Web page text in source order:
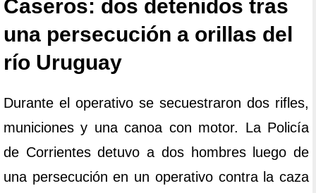
Caseros: dos detenidos tras
una persecución a orillas del
río Uruguay
Durante el operativo se secuestraron dos rifles,
municiones y una canoa con motor. La Policía
de Corrientes detuvo a dos hombres luego de
una persecución en un operativo contra la caza